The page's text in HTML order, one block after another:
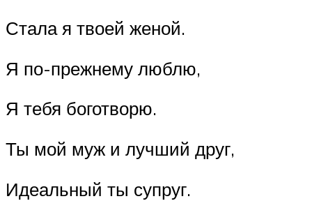
Стала я твоей женой.
Я по-прежнему люблю,
Я тебя боготворю.
Ты мой муж и лучший друг,
Идеальный ты супруг.